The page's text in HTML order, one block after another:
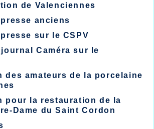
de Valenciennes
anciens
sur le CSPV
Caméra sur le
des amateurs de la porcelaine
pour la restauration de la
Dame du Saint Cordon